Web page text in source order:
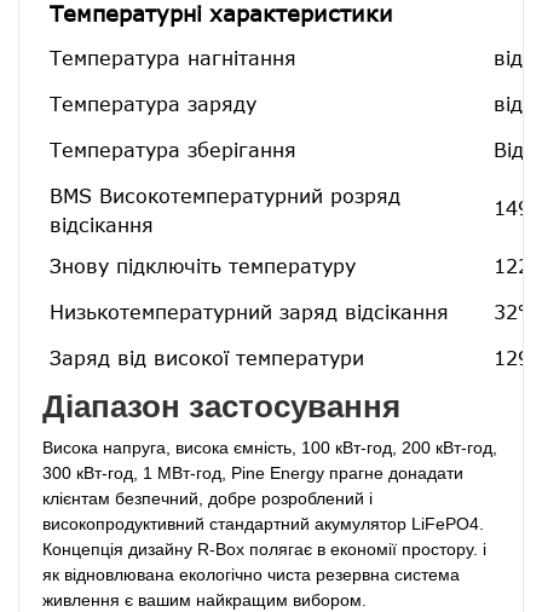
Температурні характеристики
Температура нагнітання від
Температура заряду від
Температура зберігання Від
BMS Високотемпературний розряд
відсікання
Знову підключіть температуру 122
Низькотемпературний заряд відсікання
Заряд від високої температури
Діапазон застосування
Висока напруга, висока ємність, 100 кВт-год, 200 кВт-год,
300 кВт-год, 1 МВт-год, Pine Energy прагне донадати
клієнтам безпечний, добре розроблений і
високопродуктивний стандартний акумулятор LiFePO4.
Концепція дизайну R-Box полягає в економії простору. і
як відновлювана екологічно чиста резервна система
живлення є вашим найкращим вибором.